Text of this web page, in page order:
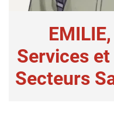
Services
Secteurs